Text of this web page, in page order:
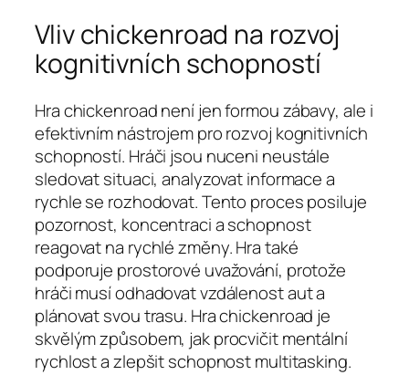
Vliv chickenroad na rozvoj
kognitivních schopností
Hra chickenroad není jen formou zábavy, ale i
efektivním nástrojem pro rozvoj kognitivních
schopností. Hráči jsou nuceni neustále
sledovat situaci, analyzovat informace a
rychle se rozhodovat. Tento proces posiluje
pozornost, koncentraci a schopnost
reagovat na rychlé změny. Hra také
podporuje prostorové uvažování, protože
hráči musí odhadovat vzdálenost aut a
plánovat svou trasu. Hra chickenroad je
skvělým způsobem, jak procvičit mentální
rychlost a zlepšit schopnost multitasking.